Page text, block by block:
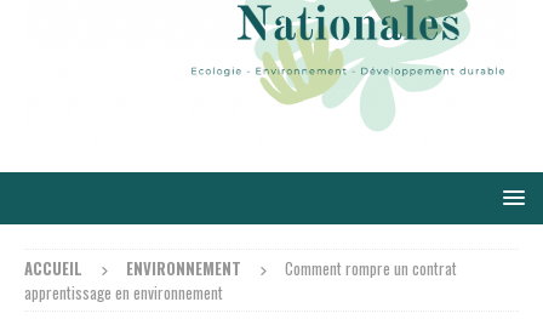
ACCUEIL ENVIRONNEMENT
Comment rompre un contrat
apprentissage en environnement